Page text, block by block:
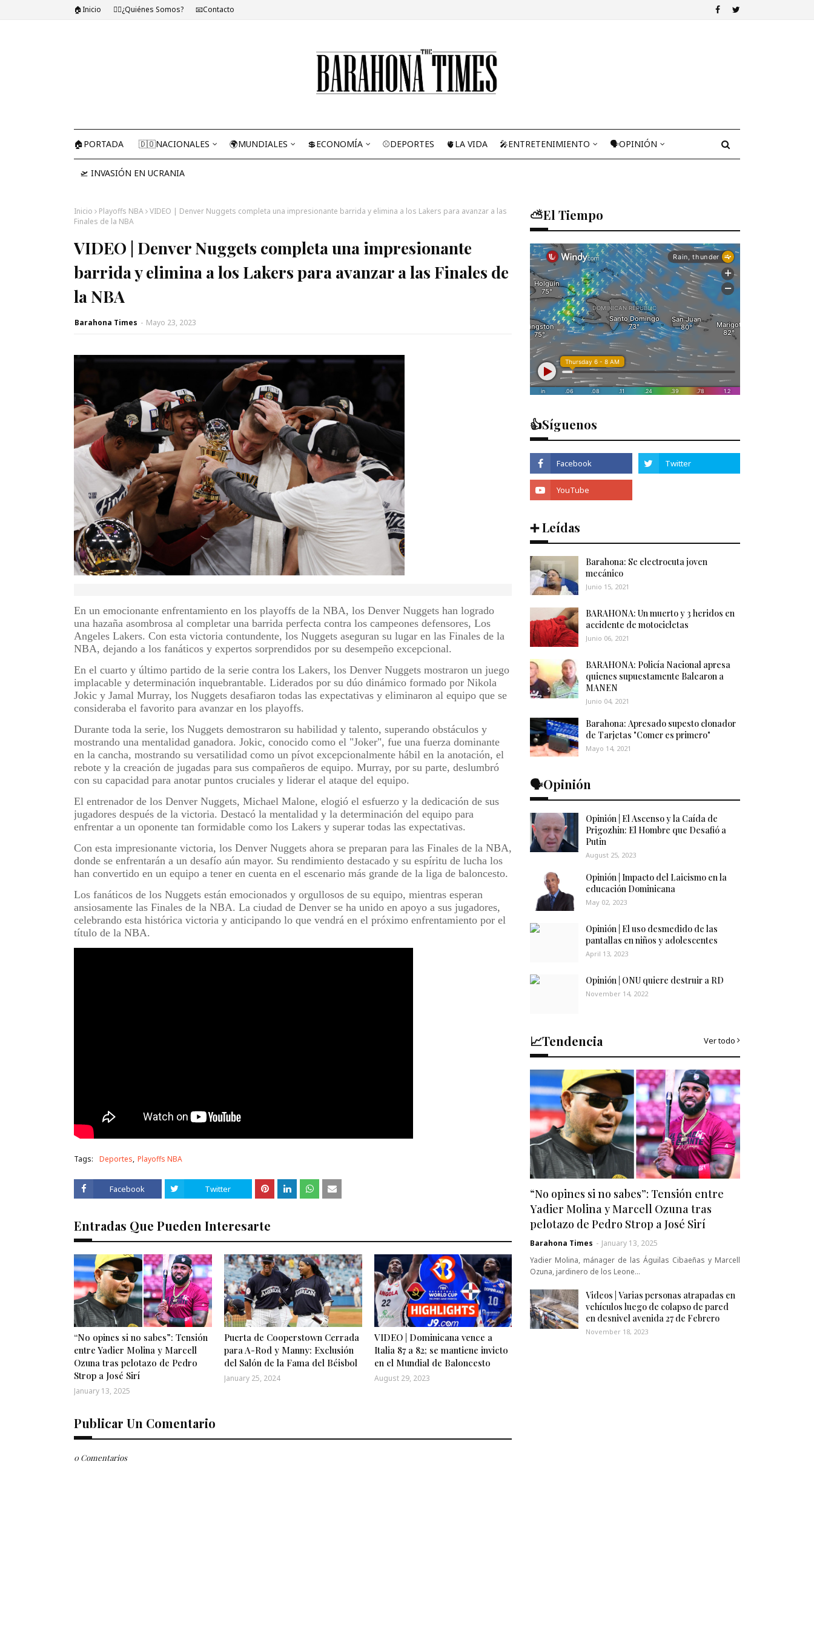
🏠Inicio 🤷‍♂️¿Quiénes Somos? 📧Contacto
🏠PORTADA 🇩🇴NACIONALES 🌍MUNDIALES 💲ECONOMÍA ⚾DEPORTES 🫀LA VIDA 🎤ENTRETENIMIENTO 🗣OPINIÓN
🛫 INVASIÓN EN UCRANIA
Inicio Playoffs NBA VIDEO | Denver Nuggets completa una impresionante barrida y elimina a los Lakers para avanzar a las
Finales de la NBA
VIDEO | Denver Nuggets completa una impresionante
barrida y elimina a los Lakers para avanzar a las Finales de
la NBA
Barahona Times - Mayo 23, 2023
En un emocionante enfrentamiento en los playoffs de la NBA, los Denver Nuggets han logrado
una hazaña asombrosa al completar una barrida perfecta contra los campeones defensores, Los
Angeles Lakers. Con esta victoria contundente, los Nuggets aseguran su lugar en las Finales de la
NBA, dejando a los fanáticos y expertos sorprendidos por su desempeño excepcional.
En el cuarto y último partido de la serie contra los Lakers, los Denver Nuggets mostraron un juego
implacable y determinación inquebrantable. Liderados por su dúo dinámico formado por Nikola
Jokic y Jamal Murray, los Nuggets desafiaron todas las expectativas y eliminaron al equipo que se
consideraba el favorito para avanzar en los playoffs.
Durante toda la serie, los Nuggets demostraron su habilidad y talento, superando obstáculos y
mostrando una mentalidad ganadora. Jokic, conocido como el "Joker", fue una fuerza dominante
en la cancha, mostrando su versatilidad como un pívot excepcionalmente hábil en la anotación, el
rebote y la creación de jugadas para sus compañeros de equipo. Murray, por su parte, deslumbró
con su capacidad para anotar puntos cruciales y liderar el ataque del equipo.
El entrenador de los Denver Nuggets, Michael Malone, elogió el esfuerzo y la dedicación de sus
jugadores después de la victoria. Destacó la mentalidad y la determinación del equipo para
enfrentar a un oponente tan formidable como los Lakers y superar todas las expectativas.
Con esta impresionante victoria, los Denver Nuggets ahora se preparan para las Finales de la NBA,
donde se enfrentarán a un desafío aún mayor. Su rendimiento destacado y su espíritu de lucha los
han convertido en un equipo a tener en cuenta en el escenario más grande de la liga de baloncesto.
Los fanáticos de los Nuggets están emocionados y orgullosos de su equipo, mientras esperan
ansiosamente las Finales de la NBA. La ciudad de Denver se ha unido en apoyo a sus jugadores,
celebrando esta histórica victoria y anticipando lo que vendrá en el próximo enfrentamiento por el
título de la NBA.
Tags: Deportes Playoffs NBA
Facebook Twitter
Entradas Que Pueden Interesarte
“No opines si no sabes”: Tensión
entre Yadier Molina y Marcell
Ozuna tras pelotazo de Pedro
Strop a José Sirí
January 13, 2025
Puerta de Cooperstown Cerrada
para A-Rod y Manny: Exclusión
del Salón de la Fama del Béisbol
January 25, 2024
VIDEO | Dominicana vence a
Italia 87 a 82; se mantiene invicto
en el Mundial de Baloncesto
August 29, 2023
Publicar Un Comentario
0 Comentarios
⛅El Tiempo
👍Síguenos
➕ Leídas
Barahona: Se electrocuta joven
mecánico
Junio 15, 2021
BARAHONA: Un muerto y 3 heridos en
accidente de motocicletas
Junio 06, 2021
BARAHONA: Policía Nacional apresa
quienes supuestamente Balearon a
MANEN
Junio 04, 2021
Barahona: Apresado supesto clonador
de Tarjetas "Comer es primero"
Mayo 14, 2021
🗣️Opinión
Opinión | El Ascenso y la Caída de
Prigozhin: El Hombre que Desafió a
Putin
August 25, 2023
Opinión | Impacto del Laicismo en la
educación Dominicana
May 02, 2023
Opinión | El uso desmedido de las
pantallas en niños y adolescentes
April 13, 2023
Opinión | ONU quiere destruir a RD
November 14, 2022
📈Tendencia Ver todo
“No opines si no sabes”: Tensión entre
Yadier Molina y Marcell Ozuna tras
pelotazo de Pedro Strop a José Sirí
Barahona Times - January 13, 2025
Yadier Molina, mánager de las Águilas Cibaeñas y Marcell
Ozuna, jardinero de los Leone…
Videos | Varias personas atrapadas en
vehículos luego de colapso de pared
en desnivel avenida 27 de Febrero
November 18, 2023